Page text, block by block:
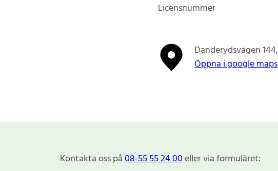
Licensnummer
Danderydsvägen 144
Öppna i google maps
Kontakta oss på08-55 55 24 00eller via formuläret: